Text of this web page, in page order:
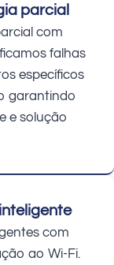
parcial
com
falhas
específicos
garantindo
e solução
com
ao Wi-Fi.